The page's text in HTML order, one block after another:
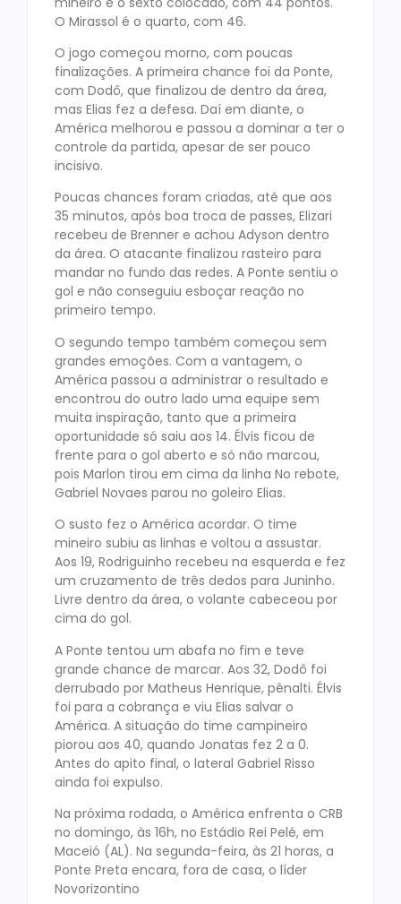
O Mirassol é o quarto, com 46.
O jogo começou morno, com poucas
finalizações. A primeira chance foi da Ponte,
com Dodô, que finalizou de dentro da área,
mas Elias fez a defesa. Daí em diante, o
América melhorou e passou a dominar a ter o
controle da partida, apesar de ser pouco
incisivo.
Poucas chances foram criadas, até que aos
35 minutos, após boa troca de passes, Elizari
recebeu de Brenner e achou Adyson dentro
da área. O atacante finalizou rasteiro para
mandar no fundo das redes. A Ponte sentiu o
gol e não conseguiu esboçar reação no
primeiro tempo.
O segundo tempo também começou sem
grandes emoções. Com a vantagem, o
América passou a administrar o resultado e
encontrou do outro lado uma equipe sem
muita inspiração, tanto que a primeira
oportunidade só saiu aos 14. Élvis ficou de
frente para o gol aberto e só não marcou,
pois Marlon tirou em cima da linha No rebote,
Gabriel Novaes parou no goleiro Elias.
O susto fez o América acordar. O time
mineiro subiu as linhas e voltou a assustar.
Aos 19, Rodriguinho recebeu na esquerda e fez
um cruzamento de três dedos para Juninho.
Livre dentro da área, o volante cabeceou por
cima do gol.
A Ponte tentou um abafa no fim e teve
grande chance de marcar. Aos 32, Dodô foi
derrubado por Matheus Henrique, pênalti. Élvis
foi para a cobrança e viu Elias salvar o
América. A situação do time campineiro
piorou aos 40, quando Jonatas fez 2 a 0.
Antes do apito final, o lateral Gabriel Risso
ainda foi expulso.
Na próxima rodada, o América enfrenta o CRB
no domingo, às 16h, no Estádio Rei Pelé, em
Maceió (AL). Na segunda-feira, às 21 horas, a
Ponte Preta encara, fora de casa, o líder
Novorizontino